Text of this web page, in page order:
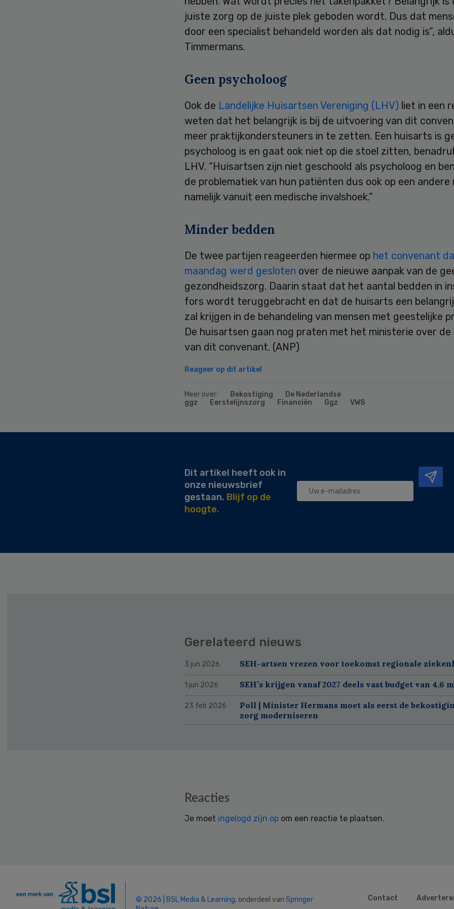
juiste zorg op de juiste plek geboden wordt. Dus dat
door een specialist behandeld worden als dat nodig is”,
Timmermans.
Geen psycholoog
Ook de Landelijke Huisartsen Vereniging (LHV) liet in een
weten dat het belangrijk is bij de uitvoering van dit
meer praktijkondersteuners in te zetten. Een huisarts is
psycholoog is en gaat ook niet op die stoel zitten,
LHV. “Huisartsen zijn niet geschoold als psycholoog en
de problematiek van hun patiënten dus ook op een andere
namelijk vanuit een medische invalshoek.”
Minder bedden
De twee partijen reageerden hiermee op het convenant
maandag werd gesloten over de nieuwe aanpak van de
gezondheidszorg. Daarin staat dat het aantal bedden in
fors wordt teruggebracht en dat de huisarts een
zal krijgen in de behandeling van mensen met geestelijke
De huisartsen gaan nog praten met het ministerie over de
van dit convenant. (ANP)
Reageer op dit artikel
Meer over: Bekostiging
De Nederlandse
ggz
Eerstelijnszorg Financiën Ggz VWS
Secondary
Dit artikel heeft ook in
onze nieuwsbrief
gestaan. Blijf op de
hoogte.
Gerelateerd nieuws
3 jun 2026 SEH-artsen vrezen voor toekomst regionale
1 jun 2026 SEH’s krijgen vanaf 2027 deels vast budget van 4,6
23 feb 2026
Poll | Minister Hermans moet als eerst de
zorg moderniseren
Reacties
Je moet ingelogd zijn op om een reactie te plaatsen.
© 2026 | BSL Media & Learning, onderdeel van Springer
Contact